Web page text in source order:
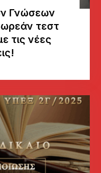
Γνώσεων
τεστ
τις νέες